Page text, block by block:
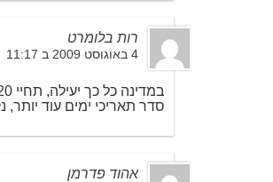
רות בלומרט
4 באוגוסט 2009 ב 11:17
סדר תאריכי ימים עוד
אהוד פדרמן